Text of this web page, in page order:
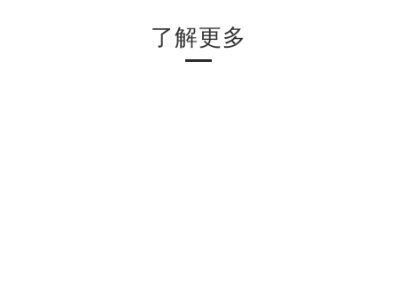
了解更多